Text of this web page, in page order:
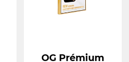
OG Prémium